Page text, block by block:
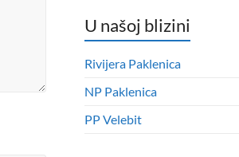
U našoj blizini
Rivijera Paklenica
NP Paklenica
PP Velebit